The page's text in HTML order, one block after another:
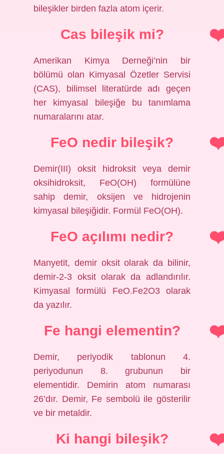
bileşikler birden fazla atom içerir.
Cas bileşik mi?
Amerikan Kimya Derneği’nin bir
bölümü olan Kimyasal Özetler Servisi
(CAS), bilimsel literatürde adı geçen
her kimyasal bileşiğe bu tanımlama
numaralarını atar.
FeO nedir bileşik?
Demir(III) oksit hidroksit veya demir
oksihidroksit, FeO(OH) formülüne
sahip demir, oksijen ve hidrojenin
kimyasal bileşiğidir. Formül FeO(OH).
FeO açılımı nedir?
Manyetit, demir oksit olarak da bilinir,
demir-2-3 oksit olarak da adlandırılır.
Kimyasal formülü FeO.Fe2O3 olarak
da yazılır.
Fe hangi elementin?
Demir, periyodik tablonun 4.
periyodunun 8. grubunun bir
elementidir. Demirin atom numarası
26’dır. Demir, Fe sembolü ile gösterilir
ve bir metaldir.
Ki hangi bileşik?